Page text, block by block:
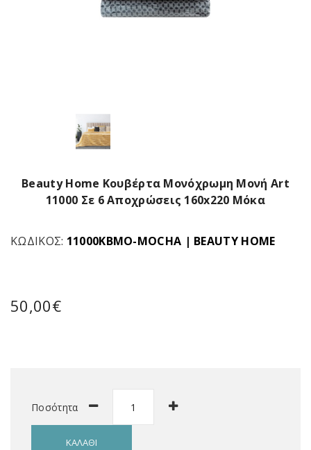
Beauty Home Κουβέρτα Μονόχρωμη Μονή Art
11000 Σε 6 Αποχρώσεις 160x220 Μόκα
ΚΩΔΙΚΌΣ: 11000ΚΒΜΟ-MOCHA | BEAUTY HOME
50,00€
Ποσότητα
ΚΑΛΆΘΙ